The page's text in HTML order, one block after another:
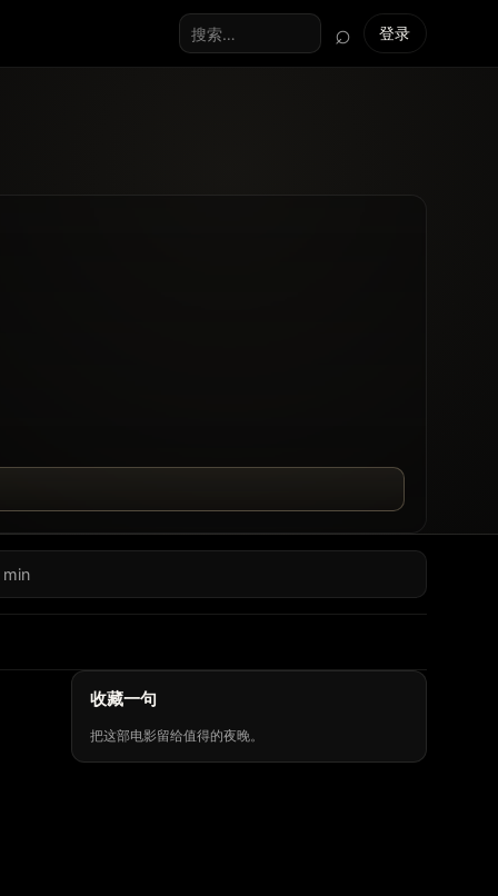
搜索全站
⌕ 登录
min
收藏一句
把这部电影留给值得的夜晚。